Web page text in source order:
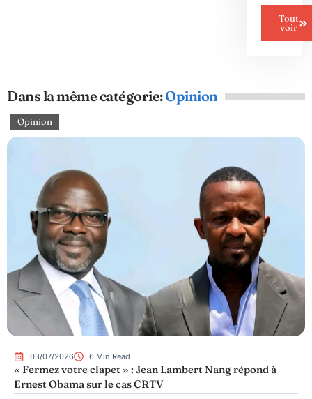
Tout
voir
Dans la même catégorie:Opinion
Opinion
03/07/2026 6 Min Read
« Fermez votre clapet » : Jean Lambert Nang répond à
Ernest Obama sur le cas CRTV